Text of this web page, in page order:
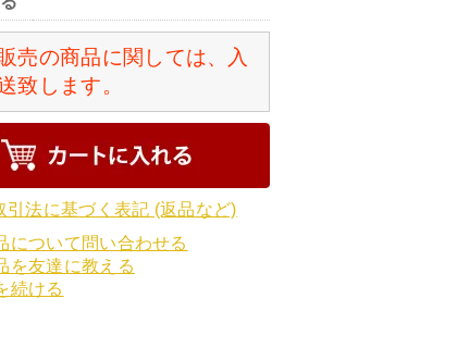
売の商品に関しては、入
致します。
引法に基づく表記 (返品など)
について問い合わせる
を友達に教える
続ける